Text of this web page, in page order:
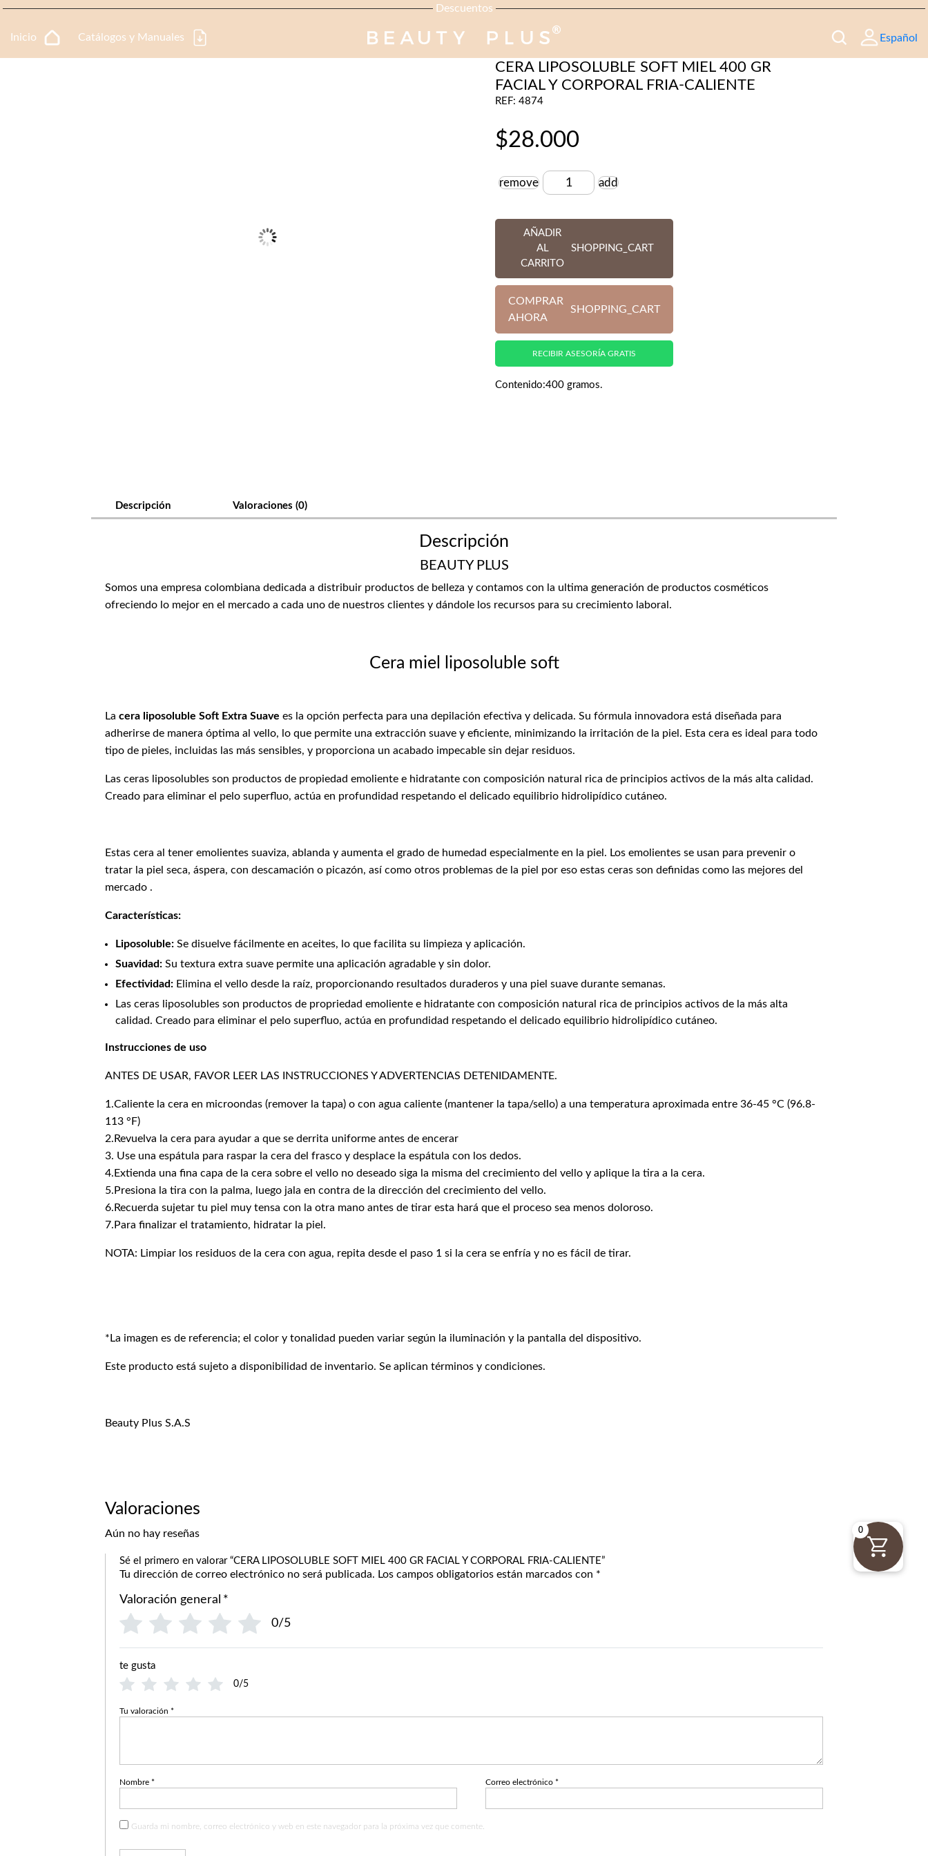
Descuentos
Inicio Catálogos y Manuales Español
BEAUTY PLUS
CERA LIPOSOLUBLE SOFT MIEL 400 GR
FACIAL Y CORPORAL FRIA-CALIENTE
REF: 4874
$28.000
Cantidad
remove add
AÑADIR
AL
CARRITO
SHOPPING_CART
COMPRAR
AHORA
SHOPPING_CART
RECIBIR ASESORÍA GRATIS
Contenido:400 gramos.
Descripción Valoraciones (0)
Descripción
BEAUTY PLUS
Somos una empresa colombiana dedicada a distribuir productos de belleza y contamos con la ultima generación de productos cosméticos
ofreciendo lo mejor en el mercado a cada uno de nuestros clientes y dándole los recursos para su crecimiento laboral.
Cera miel liposoluble soft
La cera liposoluble Soft Extra Suave es la opción perfecta para una depilación efectiva y delicada. Su fórmula innovadora está diseñada para
adherirse de manera óptima al vello, lo que permite una extracción suave y eficiente, minimizando la irritación de la piel. Esta cera es ideal para todo
tipo de pieles, incluidas las más sensibles, y proporciona un acabado impecable sin dejar residuos.
Las ceras liposolubles son productos de propiedad emoliente e hidratante con composición natural rica de principios activos de la más alta calidad.
Creado para eliminar el pelo superfluo, actúa en profundidad respetando el delicado equilibrio hidrolipídico cutáneo.
Estas cera al tener emolientes suaviza, ablanda y aumenta el grado de humedad especialmente en la piel. Los emolientes se usan para prevenir o
tratar la piel seca, áspera, con descamación o picazón, así como otros problemas de la piel por eso estas ceras son definidas como las mejores del
mercado .
Características:
Liposoluble: Se disuelve fácilmente en aceites, lo que facilita su limpieza y aplicación.
Suavidad: Su textura extra suave permite una aplicación agradable y sin dolor.
Efectividad: Elimina el vello desde la raíz, proporcionando resultados duraderos y una piel suave durante semanas.
Las ceras liposolubles son productos de propriedad emoliente e hidratante con composición natural rica de principios activos de la más alta
calidad. Creado para eliminar el pelo superfluo, actúa en profundidad respetando el delicado equilibrio hidrolipídico cutáneo.
Instrucciones de uso
ANTES DE USAR, FAVOR LEER LAS INSTRUCCIONES Y ADVERTENCIAS DETENIDAMENTE.
1.Caliente la cera en microondas (remover la tapa) o con agua caliente (mantener la tapa/sello) a una temperatura aproximada entre 36-45 °C (96.8-
113 °F)
2.Revuelva la cera para ayudar a que se derrita uniforme antes de encerar
3. Use una espátula para raspar la cera del frasco y desplace la espátula con los dedos.
4.Extienda una fina capa de la cera sobre el vello no deseado siga la misma del crecimiento del vello y aplique la tira a la cera.
5.Presiona la tira con la palma, luego jala en contra de la dirección del crecimiento del vello.
6.Recuerda sujetar tu piel muy tensa con la otra mano antes de tirar esta hará que el proceso sea menos doloroso.
7.Para finalizar el tratamiento, hidratar la piel.
NOTA: Limpiar los residuos de la cera con agua, repita desde el paso 1 si la cera se enfría y no es fácil de tirar.
*La imagen es de referencia; el color y tonalidad pueden variar según la iluminación y la pantalla del dispositivo.
Este producto está sujeto a disponibilidad de inventario. Se aplican términos y condiciones.
Beauty Plus S.A.S
Valoraciones
Aún no hay reseñas
Sé el primero en valorar “CERA LIPOSOLUBLE SOFT MIEL 400 GR FACIAL Y CORPORAL FRIA-CALIENTE”
Tu dirección de correo electrónico no será publicada. Los campos obligatorios están marcados con *
Valoración general *
0/5
te gusta
0/5
Tu valoración *
Nombre * Correo electrónico *
Guarda mi nombre, correo electrónico y web en este navegador para la próxima vez que comente.
0